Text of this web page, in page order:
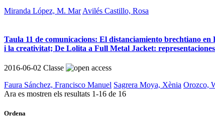
Miranda López, M. Mar Avilés Castillo, Rosa
Taula 11 de comunicacions: El distanciamiento brechtiano
i la creativitat; De Lolita a Full Metal Jacket:
2016-06-02 Classe
Faura Sánchez, Francisco Manuel Sagrera Moya, Xènia Orozco,
Ara es mostren els resultats 1-16 de 16
Ordena